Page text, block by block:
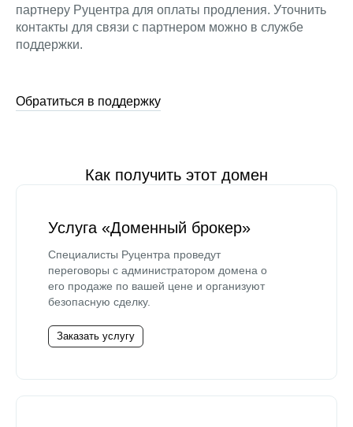
партнеру Руцентра для оплаты продления. Уточнить
контакты для связи с партнером можно в службе
поддержки.
Обратиться в поддержку
Как получить этот домен
Услуга «Доменный брокер»
Специалисты Руцентра проведут
переговоры с администратором домена о
его продаже по вашей цене и организуют
безопасную сделку.
Заказать услугу